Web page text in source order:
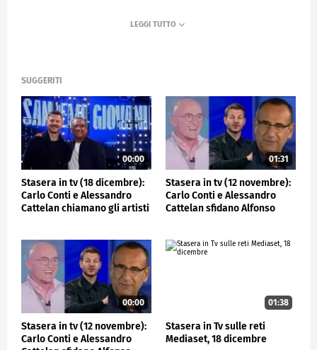
SUGGERITI
00:00
Stasera in tv (18 dicembre):
Carlo Conti e Alessandro
Cattelan chiamano gli artisti
01:31
Stasera in tv (12 novembre):
Carlo Conti e Alessandro
Cattelan sfidano Alfonso
00:00
Stasera in tv (12 novembre):
Carlo Conti e Alessandro
01:38
Stasera in Tv sulle reti
Mediaset, 18 dicembre